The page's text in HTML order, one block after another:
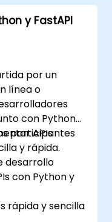
y FastAPI
por un
línea o
con Python
APIs
y rápida.
participantes
desarrollo
con Python y
rápida y sencilla